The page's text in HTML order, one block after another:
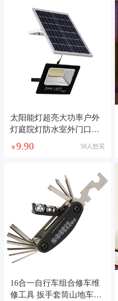
太阳能灯超亮大功率户外
灯庭院灯防水室外门口照
明家用新款投光灯
￥ 9.90 50人想买
16合一自行车组合修车维
修工具 扳手套筒山地车装